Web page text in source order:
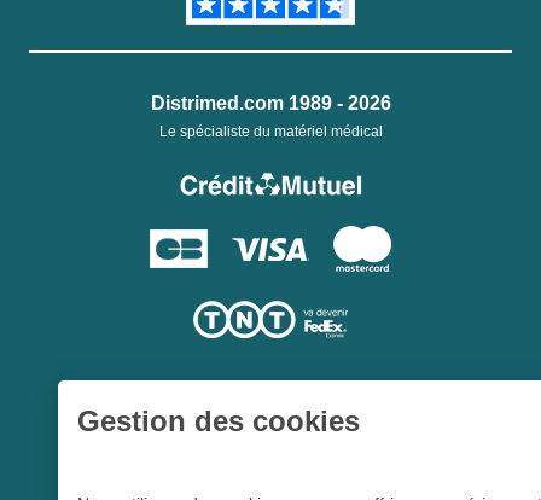
Distrimed.com 1989 - 2026
Le spécialiste du matériel médical
Gestion des cookies